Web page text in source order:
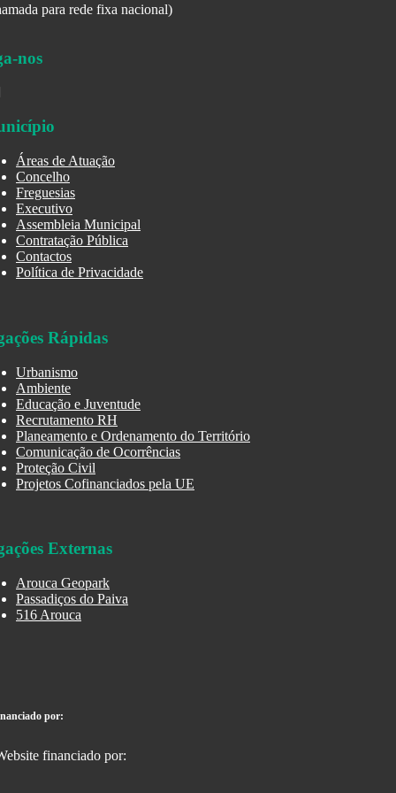
para rede fixa nacional)
nos
Áreas de Atuação
Concelho
Freguesias
Executivo
Assembleia Municipal
Contratação Pública
Contactos
Política de Privacidade
Rápidas
Urbanismo
Ambiente
Educação e Juventude
Recrutamento RH
Planeamento e Ordenamento do Território
Comunicação de Ocorrências
Proteção Civil
Projetos Cofinanciados pela UE
Externas
Arouca Geopark
Passadiços do Paiva
516 Arouca
por: